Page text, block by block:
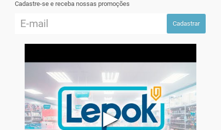
Cadastre-se e receba nossas promoções
Cadastrar
▶